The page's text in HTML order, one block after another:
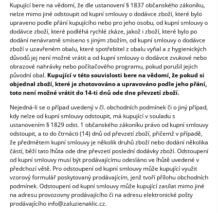
Kupující bere na vědomí, že dle ustanovení § 1837 občanského zákoníku,
nelze mimo jiné odstoupit od kupní smlouvy o dodávce zboží, které bylo
upraveno podle přání kupujícího nebo pro jeho osobu, od kupní smlouvy o
dodávce zboží, které podléhá rychlé zkáze, jakož i zboží, které bylo po
dodání nenávratně smíseno s jiným zbožím, od kupní smlouvy o dodávce
zboží v uzavřeném obalu, které spotřebitel z obalu vyňal a z hygienických
důvodů jej není možné vrátit a od kupní smlouvy o dodávce zvukové nebo
obrazové nahrávky nebo počítačového programu, pokud porušil jejich
původní obal. Kupující v této souvislosti bere na vědomí, že pokud si
objednal zboží, které je zhotovováno a upravováno podle jeho přání,
toto není možné vrátit do 14-ti dnů ode dne převzetí zboží.
Nejedná-li se o případ uvedený v čl. obchodních podmínek či o jiný případ,
kdy nelze od kupní smlouvy odstoupit, má kupující v souladu s
ustanovením § 1829 odst. 1 občanského zákoníku právo od kupní smlouvy
odstoupit, a to do čtrnácti (14) dnů od převzetí zboží, přičemž v případě,
že předmětem kupní smlouvy je několik druhů zboží nebo dodání několika
částí, běží tato lhůta ode dne převzetí poslední dodávky zboží. Odstoupení
od kupní smlouvy musí být prodávajícímu odesláno ve lhůtě uvedené v
předchozí větě. Pro odstoupení od kupní smlouvy může kupující využit
vzorový formulář poskytovaný prodávajícím, jenž tvoří přílohu obchodních
podmínek. Odstoupení od kupní smlouvy může kupující zasílat mimo jiné
na adresu provozovny prodávajícího či na adresu elektronické pošty
prodávajícího info@zaluzienaklic.cz.